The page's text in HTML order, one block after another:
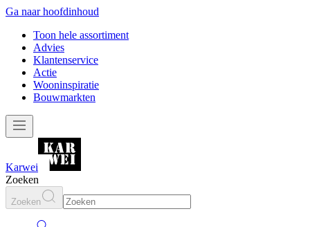
Ga naar hoofdinhoud
Toon hele assortiment
Advies
Klantenservice
Actie
Wooninspiratie
Bouwmarkten
Karwei
Zoeken
Zoeken